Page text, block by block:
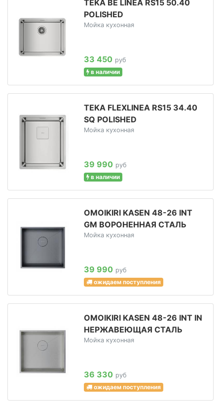
TEKA BE LINEA RS15 50.40
POLISHED
Мойка кухонная
33 450 руб
в наличии
TEKA FLEXLINEA RS15 34.40
SQ POLISHED
Мойка кухонная
39 990 руб
в наличии
OMOIKIRI KASEN 48-26 INT
GM ВОРОНЕННАЯ СТАЛЬ
Мойка кухонная
39 990 руб
ожидаем поступления
OMOIKIRI KASEN 48-26 INT IN
НЕРЖАВЕЮЩАЯ СТАЛЬ
Мойка кухонная
36 330 руб
ожидаем поступления